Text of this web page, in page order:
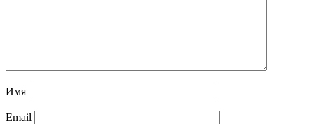
Имя
Email